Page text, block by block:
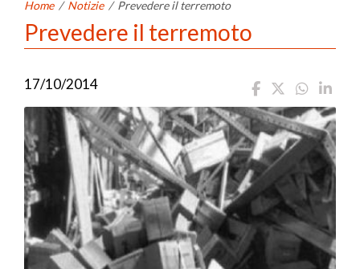
Home / Notizie / Prevedere il terremoto
Prevedere il terremoto
17/10/2014